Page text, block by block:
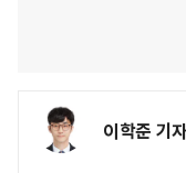
이학준 기자